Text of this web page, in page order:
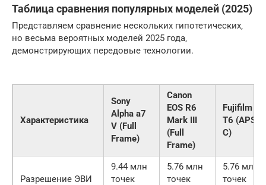
Таблица сравнения популярных моделей (2025)
Представляем сравнение нескольких гипотетических‚
но весьма вероятных моделей 2025 года‚
демонстрирующих передовые технологии.
Характеристика
Sony
Alpha a7
V (Full
Frame)
Canon
EOS R6
Mark III
(Full
Frame)
Fujifilm X-
T6 (APS-
C)
Разрешение ЭВИ
9.44 млн
точек
5.76 млн
точек
5.76 млн
точек